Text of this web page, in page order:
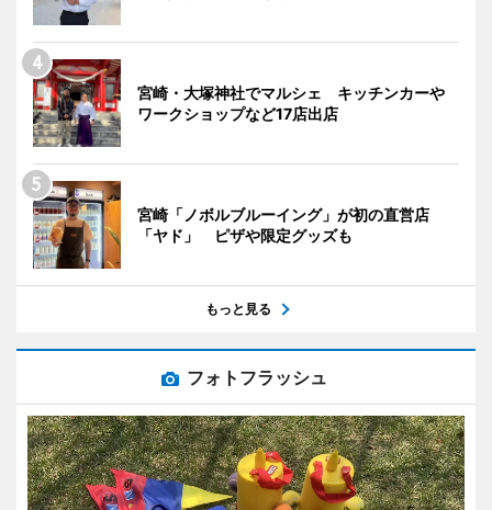
宮崎・大塚神社でマルシェ キッチンカーや
ワークショップなど17店出店
宮崎「ノボルブルーイング」が初の直営店
「ヤド」 ピザや限定グッズも
もっと見る
フォトフラッシュ